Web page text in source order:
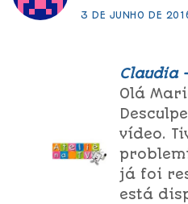
3 DE JUNHO DE
Claudia
Olá
vídeo.
já foi
está